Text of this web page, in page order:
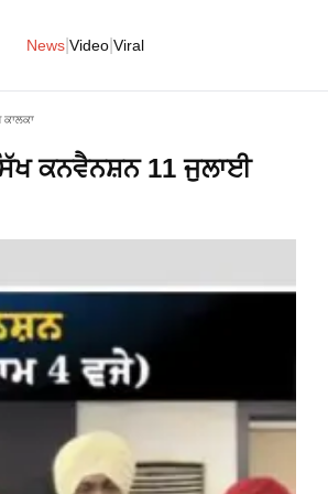
News Video Viral
ਕਨਵੈਨਸ਼ਨ 11 ਜੁਲਾਈ